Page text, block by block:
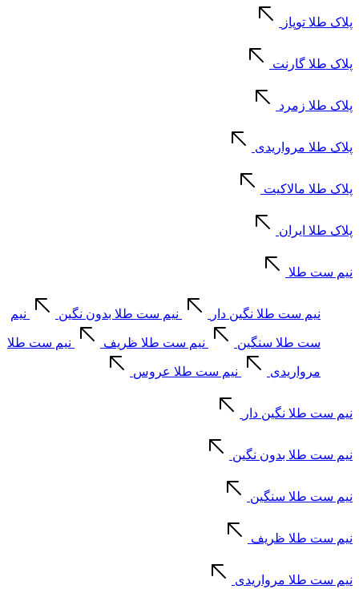
پلاک طلا توپاز
پلاک طلا گارنت
پلاک طلا زمرد
پلاک طلا مرواریدی
پلاک طلا مالاکیت
پلاک طلا ایران
نیم ست طلا
نیم ست طلا نگین دار نیم ست طلا بدون نگین نیم
ست طلا سنگین نیم ست طلا ظریف نیم ست طلا
مرواریدی نیم ست طلا عروس
نیم ست طلا نگین دار
نیم ست طلا بدون نگین
نیم ست طلا سنگین
نیم ست طلا ظریف
نیم ست طلا مرواریدی